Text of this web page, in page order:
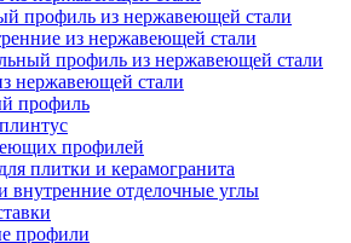
профиль из нержавеющей стали
из нержавеющей стали
профиль из нержавеющей стали
нержавеющей стали
профиль
профилей
плитки и керамогранита
внутренние отделочные углы
профили